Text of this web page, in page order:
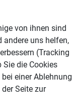
von ihnen sind
andere uns helfen,
(Tracking
Sie die Cookies
einer Ablehnung
Seite zur